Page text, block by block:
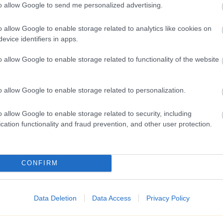
allow Google to send me personalized advertising.
allow Google to enable storage related to analytics like cookies on
identifiers in apps.
allow Google to enable storage related to functionality of the website
allow Google to enable storage related to personalization.
allow Google to enable storage related to security, including
functionality and fraud prevention, and other user protection.
CONFIRM
Data Deletion Data Access Privacy Policy